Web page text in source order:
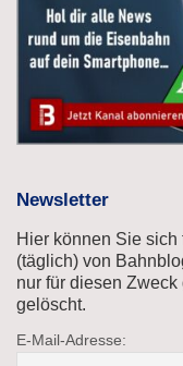
Newsletter
Hier können Sie
(täglich) von
nur für diesen
gelöscht.
E-Mail-Adresse: